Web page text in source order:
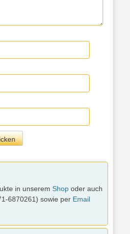
in unserem Shop oder auch
6870261) sowie per Email